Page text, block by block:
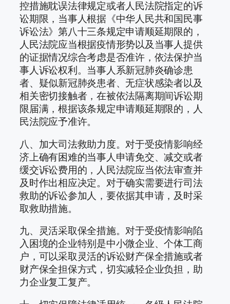
控措施耽误法律规定或者人民法院指定的诉
讼期限，当事人根据《中华人民共和国民事
诉讼法》第八十三条规定申请顺延期限的，
人民法院应当根据疫情形势以及当事人提供
的证据情况综合考虑是否准许，依法保护当
事人诉讼权利。当事人系新冠肺炎确诊患
者、疑似新冠肺炎患者、无症状感染者以及
相关密切接触者，在被依法隔离期间诉讼期
限届满，根据该条规定申请顺延期限的，人
民法院应予准许。
八、加大司法救助力度。对于受疫情影响经
济上确有困难的当事人申请免交、减交或者
缓交诉讼费用的，人民法院应当依法审查并
及时作出相应决定。对于确实需要进行司法
救助的诉讼参加人，要依据其申请，及时采
取救助措施。
九、灵活采取保全措施。对于受疫情影响陷
入困境的企业特别是中小微企业、个体工商
户，可以采取灵活的诉讼财产保全措施或者
财产保全担保方式，切实减轻企业负担，助
力企业复工复产。